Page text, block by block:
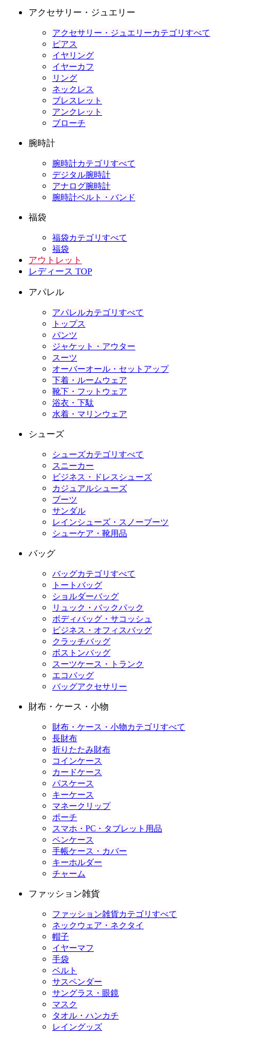
アクセサリー・ジュエリー
アクセサリー・ジュエリーカテゴリすべて
ピアス
イヤリング
イヤーカフ
リング
ネックレス
ブレスレット
アンクレット
ブローチ
腕時計
腕時計カテゴリすべて
デジタル腕時計
アナログ腕時計
腕時計ベルト・バンド
福袋
福袋カテゴリすべて
福袋
アウトレット
レディース TOP
アパレル
アパレルカテゴリすべて
トップス
パンツ
ジャケット・アウター
スーツ
オーバーオール・セットアップ
下着・ルームウェア
靴下・フットウェア
浴衣・下駄
水着・マリンウェア
シューズ
シューズカテゴリすべて
スニーカー
ビジネス・ドレスシューズ
カジュアルシューズ
ブーツ
サンダル
レインシューズ・スノーブーツ
シューケア・靴用品
バッグ
バッグカテゴリすべて
トートバッグ
ショルダーバッグ
リュック・バックパック
ボディバッグ・サコッシュ
ビジネス・オフィスバッグ
クラッチバッグ
ボストンバッグ
スーツケース・トランク
エコバッグ
バッグアクセサリー
財布・ケース・小物
財布・ケース・小物カテゴリすべて
長財布
折りたたみ財布
コインケース
カードケース
パスケース
キーケース
マネークリップ
ポーチ
スマホ・PC・タブレット用品
ペンケース
手帳ケース・カバー
キーホルダー
チャーム
ファッション雑貨
ファッション雑貨カテゴリすべて
ネックウェア・ネクタイ
帽子
イヤーマフ
手袋
ベルト
サスペンダー
サングラス・眼鏡
マスク
タオル・ハンカチ
レイングッズ